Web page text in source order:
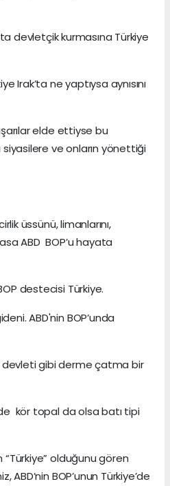
devletçik kurmasına Türkiye
Irak’ta ne yaptıysa aynısını
elde ettiyse bu
siyasilere ve onların yönettiği
üssünü, limanlarını,
ABD BOP’u hayata
destecisi Türkiye.
ABD'nin BOP’unda
devleti gibi derme çatma bir
kör topal da olsa batı tipi
“Türkiye” olduğunu gören
ABD’nin BOP’unun Türkiye’de